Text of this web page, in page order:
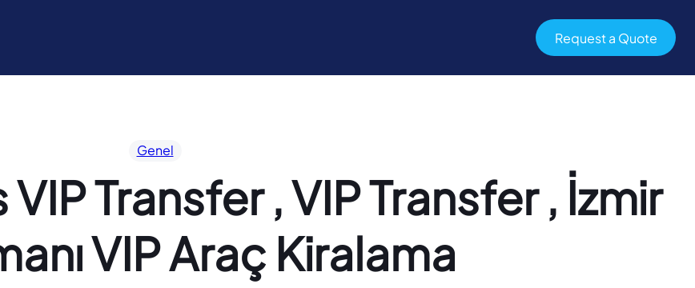
Request a Quote
Genel
Transfer , VIP Transfer , İzmir
VIP Araç Kiralama